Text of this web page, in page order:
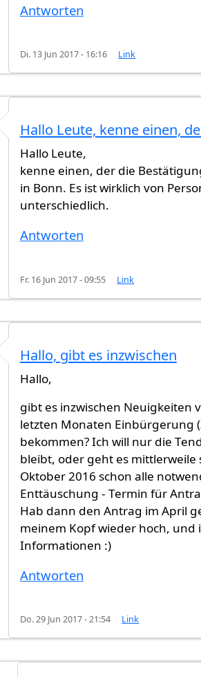
Antworten
Di. 13 Jun 2017 - 16:16 Link
Hallo Leute, kenne einen,
Hallo Leute,
kenne einen, der die
in Bonn. Es ist wirklich von
unterschiedlich.
Antworten
Fr. 16 Jun 2017 - 09:55 Link
Hallo, gibt es inzwischen
Hallo,
gibt es inzwischen Neuigkeiten
letzten Monaten Einbürgerung
bekommen? Ich will nur die
bleibt, oder geht es mittlerweile
Oktober 2016 schon alle
Enttäuschung - Termin für
Hab dann den Antrag im April
meinem Kopf wieder hoch,
Informationen :)
Antworten
Do. 29 Jun 2017 - 21:54 Link